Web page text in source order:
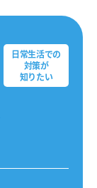
日常生活での
対策が
知りたい